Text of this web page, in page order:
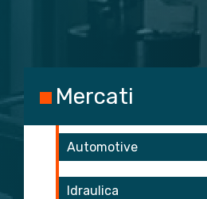
Mercati
Automotive
Idraulica